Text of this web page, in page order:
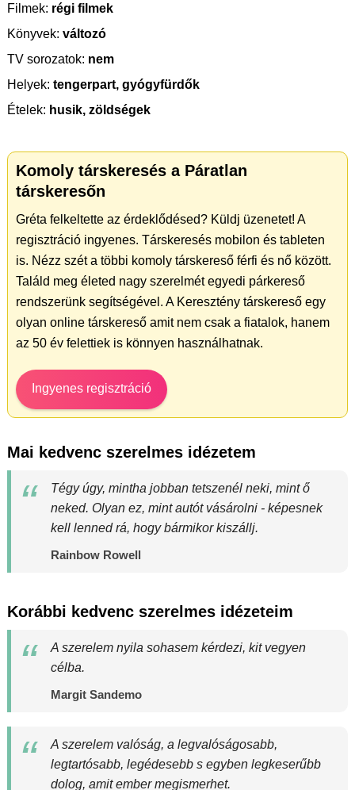
Filmek: régi filmek
Könyvek: változó
TV sorozatok: nem
Helyek: tengerpart, gyógyfürdők
Ételek: husik, zöldségek
Komoly társkeresés a Páratlan
társkeresőn
Gréta felkeltette az érdeklődésed? Küldj üzenetet! A
regisztráció ingyenes. Társkeresés mobilon és tableten
is. Nézz szét a többi komoly társkereső férfi és nő között.
Találd meg életed nagy szerelmét egyedi párkereső
rendszerünk segítségével. A Keresztény társkereső egy
olyan online társkereső amit nem csak a fiatalok, hanem
az 50 év felettiek is könnyen használhatnak.
Ingyenes regisztráció
Mai kedvenc szerelmes idézetem
Tégy úgy, mintha jobban tetszenél neki, mint ő
neked. Olyan ez, mint autót vásárolni - képesnek
kell lenned rá, hogy bármikor kiszállj.
Rainbow Rowell
Korábbi kedvenc szerelmes idézeteim
A szerelem nyila sohasem kérdezi, kit vegyen
célba.
Margit Sandemo
A szerelem valóság, a legvalóságosabb,
legtartósabb, legédesebb s egyben legkeserűbb
dolog, amit ember megismerhet.